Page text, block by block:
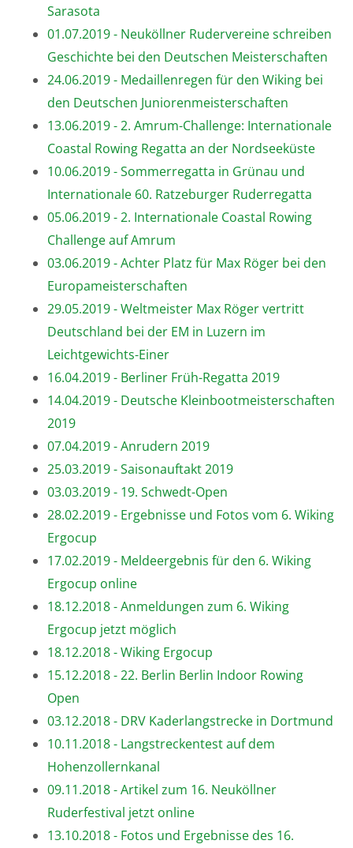
Sarasota
01.07.2019 - Neuköllner Rudervereine schreiben
Geschichte bei den Deutschen Meisterschaften
24.06.2019 - Medaillenregen für den Wiking bei
den Deutschen Juniorenmeisterschaften
13.06.2019 - 2. Amrum-Challenge: Internationale
Coastal Rowing Regatta an der Nordseeküste
10.06.2019 - Sommerregatta in Grünau und
Internationale 60. Ratzeburger Ruderregatta
05.06.2019 - 2. Internationale Coastal Rowing
Challenge auf Amrum
03.06.2019 - Achter Platz für Max Röger bei den
Europameisterschaften
29.05.2019 - Weltmeister Max Röger vertritt
Deutschland bei der EM in Luzern im
Leichtgewichts-Einer
16.04.2019 - Berliner Früh-Regatta 2019
14.04.2019 - Deutsche Kleinbootmeisterschaften
2019
07.04.2019 - Anrudern 2019
25.03.2019 - Saisonauftakt 2019
03.03.2019 - 19. Schwedt-Open
28.02.2019 - Ergebnisse und Fotos vom 6. Wiking
Ergocup
17.02.2019 - Meldeergebnis für den 6. Wiking
Ergocup online
18.12.2018 - Anmeldungen zum 6. Wiking
Ergocup jetzt möglich
18.12.2018 - Wiking Ergocup
15.12.2018 - 22. Berlin Berlin Indoor Rowing
Open
03.12.2018 - DRV Kaderlangstrecke in Dortmund
10.11.2018 - Langstreckentest auf dem
Hohenzollernkanal
09.11.2018 - Artikel zum 16. Neuköllner
Ruderfestival jetzt online
13.10.2018 - Fotos und Ergebnisse des 16.